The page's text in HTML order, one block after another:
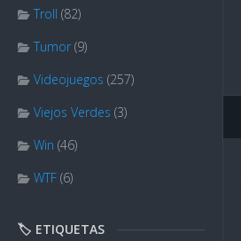
Troll (82)
Tumor (9)
Videojuegos (257)
Viejos Verdes (3)
Win (46)
WTF (6)
🏷️ ETIQUETAS